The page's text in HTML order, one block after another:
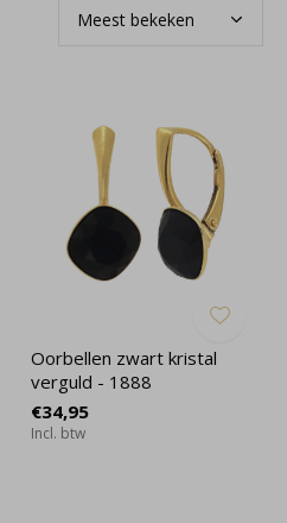
Oorbellen zwart kristal
verguld - 1888
€34,95
Incl. btw